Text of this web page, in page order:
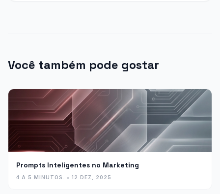
Você também pode gostar
Prompts Inteligentes no Marketing
4 A 5 MINUTOS. • 12 DEZ, 2025